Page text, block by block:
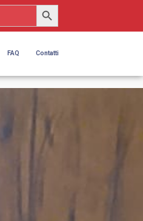
Search Button
FAQ Contatti